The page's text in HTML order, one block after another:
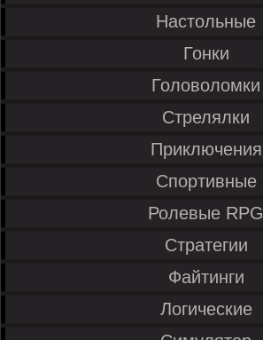
Настольные
Гонки
Головоломки
Стрелялки
Приключения
Спортивные
Ролевые RPG
Стратегии
Файтинги
Логические